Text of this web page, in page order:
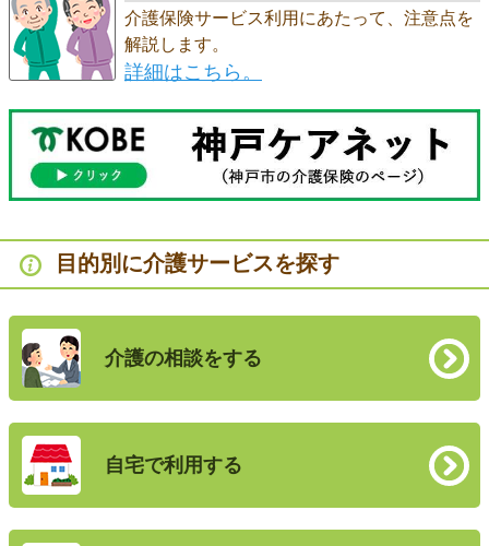
介護保険サービス利用にあたって、注意点を
解説します。
詳細はこちら。
目的別に介護サービスを探す
介護の相談をする
自宅で利用する